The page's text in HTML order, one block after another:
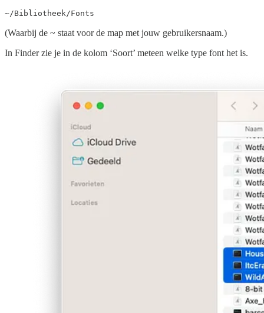
~/Bibliotheek/Fonts
(Waarbij de ~ staat voor de map met jouw gebruikersnaam.)
In Finder zie je in de kolom ‘Soort’ meteen welke type font het is.